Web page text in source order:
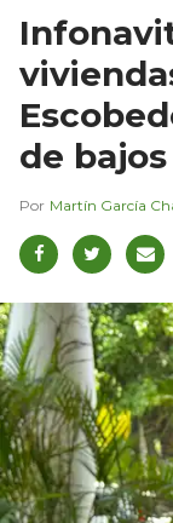
de
Martín García